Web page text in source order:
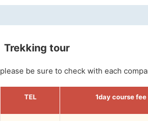
Trekking tour
be sure to check with each
TEL 1day course fee